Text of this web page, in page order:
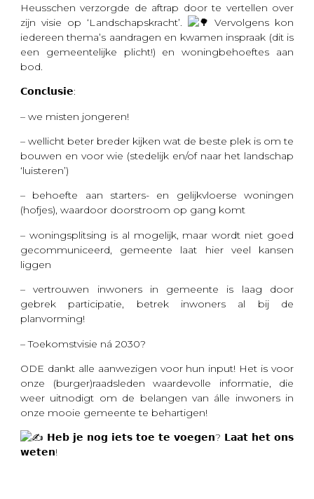
Heusschen verzorgde de aftrap door te vertellen over
zijn visie op ‘Landschapskracht’.
Vervolgens kon
iedereen thema’s aandragen en kwamen inspraak (dit is
een gemeentelijke plicht!) en woningbehoeftes aan
bod.
𝗖𝗼𝗻𝗰𝗹𝘂𝘀𝗶𝗲:
– we misten jongeren!
– wellicht beter breder kijken wat de beste plek is om te
bouwen en voor wie (stedelijk en/of naar het landschap
‘luisteren’)
– behoefte aan starters- en gelijkvloerse woningen
(hofjes), waardoor doorstroom op gang komt
– woningsplitsing is al mogelijk, maar wordt niet goed
gecommuniceerd, gemeente laat hier veel kansen
liggen
– vertrouwen inwoners in gemeente is laag door
gebrek participatie, betrek inwoners al bij de
planvorming!
– Toekomstvisie ná 2030?
ODE dankt alle aanwezigen voor hun input! Het is voor
onze (burger)raadsleden waardevolle informatie, die
weer uitnodigt om de belangen van álle inwoners in
onze mooie gemeente te behartigen!
𝗛𝗲𝗯 𝗷𝗲 𝗻𝗼𝗴 𝗶𝗲𝘁𝘀 𝘁𝗼𝗲 𝘁𝗲 𝘃𝗼𝗲𝗴𝗲𝗻? 𝗟𝗮𝗮𝘁 𝗵𝗲𝘁 𝗼𝗻𝘀
𝘄𝗲𝘁𝗲𝗻!